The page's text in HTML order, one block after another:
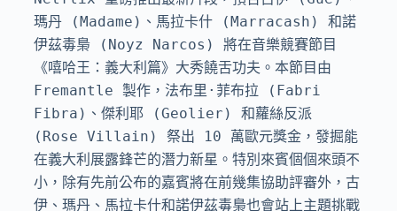
瑪丹 (Madame)、馬拉卡什 (Marracash) 和諾
伊茲毒梟 (Noyz Narcos) 將在音樂競賽節目
《嘻哈王：義大利篇》大秀饒舌功夫。本節目由
Fremantle 製作，法布里·菲布拉 (Fabri
Fibra)、傑利耶 (Geolier) 和蘿絲反派
(Rose Villain) 祭出 10 萬歐元獎金，發掘能
在義大利展露鋒芒的潛力新星。特別來賓個個來頭不
小，除有先前公布的嘉賓將在前幾集協助評審外，古
伊、瑪丹、馬拉卡什和諾伊茲毒梟也會站上主題挑戰